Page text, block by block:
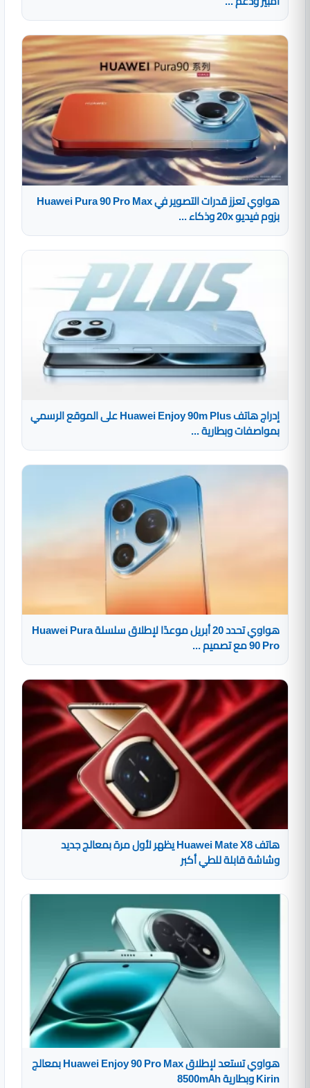
هواوي تعزز قدرات التصوير في Huawei Pura 90 Pro Max
بزوم فيديو 20x وذكاء ...
إدراج هاتف Huawei Enjoy 90m Plus على الموقع الرسمي
بمواصفات وبطارية ...
هواوي تحدد 20 أبريل موعدًا لإطلاق سلسلة Huawei Pura
90 Pro مع تصميم ...
هاتف Huawei Mate X8 يظهر لأول مرة بمعالج جديد
وشاشة قابلة للطي أكبر
هواوي تستعد لإطلاق Huawei Enjoy 90 Pro Max بمعالج
Kirin وبطارية 8500mAh